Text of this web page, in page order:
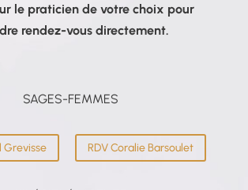
le praticien de votre choix pour
rendez-vous directement.
SAGES-FEMMES
Grevisse RDV Coralie Barsoulet